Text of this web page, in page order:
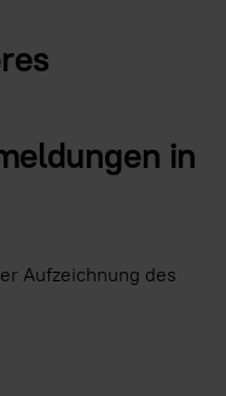
in
Aufzeichnung des